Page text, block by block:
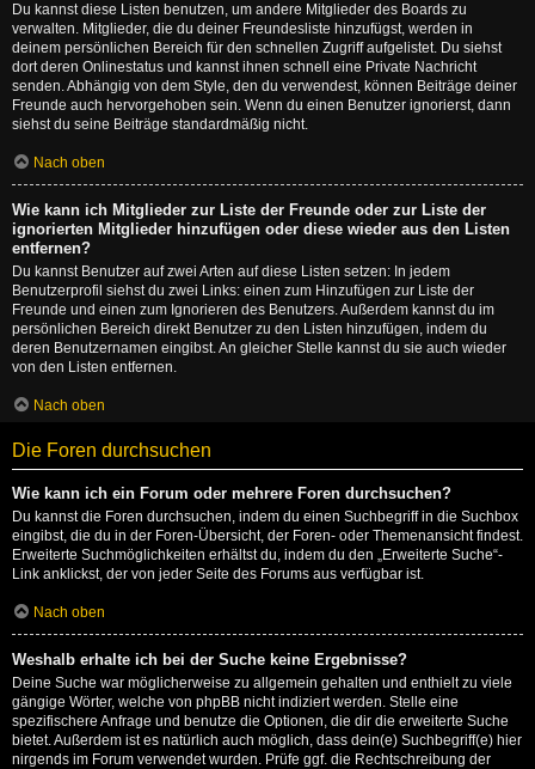
Du kannst diese Listen benutzen, um andere Mitglieder des Boards zu
verwalten. Mitglieder, die du deiner Freundesliste hinzufügst, werden in
deinem persönlichen Bereich für den schnellen Zugriff aufgelistet. Du siehst
dort deren Onlinestatus und kannst ihnen schnell eine Private Nachricht
senden. Abhängig von dem Style, den du verwendest, können Beiträge deiner
Freunde auch hervorgehoben sein. Wenn du einen Benutzer ignorierst, dann
siehst du seine Beiträge standardmäßig nicht.
Nach oben
Wie kann ich Mitglieder zur Liste der Freunde oder zur Liste der
ignorierten Mitglieder hinzufügen oder diese wieder aus den Listen
entfernen?
Du kannst Benutzer auf zwei Arten auf diese Listen setzen: In jedem
Benutzerprofil siehst du zwei Links: einen zum Hinzufügen zur Liste der
Freunde und einen zum Ignorieren des Benutzers. Außerdem kannst du im
persönlichen Bereich direkt Benutzer zu den Listen hinzufügen, indem du
deren Benutzernamen eingibst. An gleicher Stelle kannst du sie auch wieder
von den Listen entfernen.
Nach oben
Die Foren durchsuchen
Wie kann ich ein Forum oder mehrere Foren durchsuchen?
Du kannst die Foren durchsuchen, indem du einen Suchbegriff in die Suchbox
eingibst, die du in der Foren-Übersicht, der Foren- oder Themenansicht findest.
Erweiterte Suchmöglichkeiten erhältst du, indem du den „Erweiterte Suche“-
Link anklickst, der von jeder Seite des Forums aus verfügbar ist.
Nach oben
Weshalb erhalte ich bei der Suche keine Ergebnisse?
Deine Suche war möglicherweise zu allgemein gehalten und enthielt zu viele
gängige Wörter, welche von phpBB nicht indiziert werden. Stelle eine
spezifischere Anfrage und benutze die Optionen, die dir die erweiterte Suche
bietet. Außerdem ist es natürlich auch möglich, dass dein(e) Suchbegriff(e) hier
nirgends im Forum verwendet wurden. Prüfe ggf. die Rechtschreibung der